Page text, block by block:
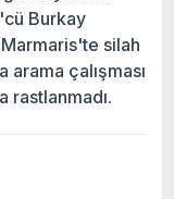
Burkay
silah
çalışması
rastlanmadı.